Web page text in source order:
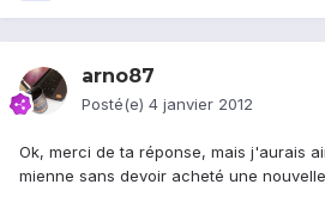
arno87
Posté(e) 4 janvier 2012
Ok, merci de ta réponse, mais j'aurais
mienne sans devoir acheté une